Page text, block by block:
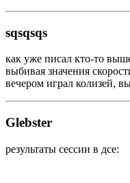
sqsqsqs
как уже писал кто-то
выбивая значения
вечером играл колизей,
Glebster
результаты сессии в дсе: